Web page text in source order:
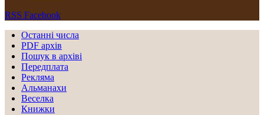
RSS Facebook
Останні числа
PDF архів
Пошук в архіві
Передплата
Рекляма
Альманахи
Веселка
Книжки